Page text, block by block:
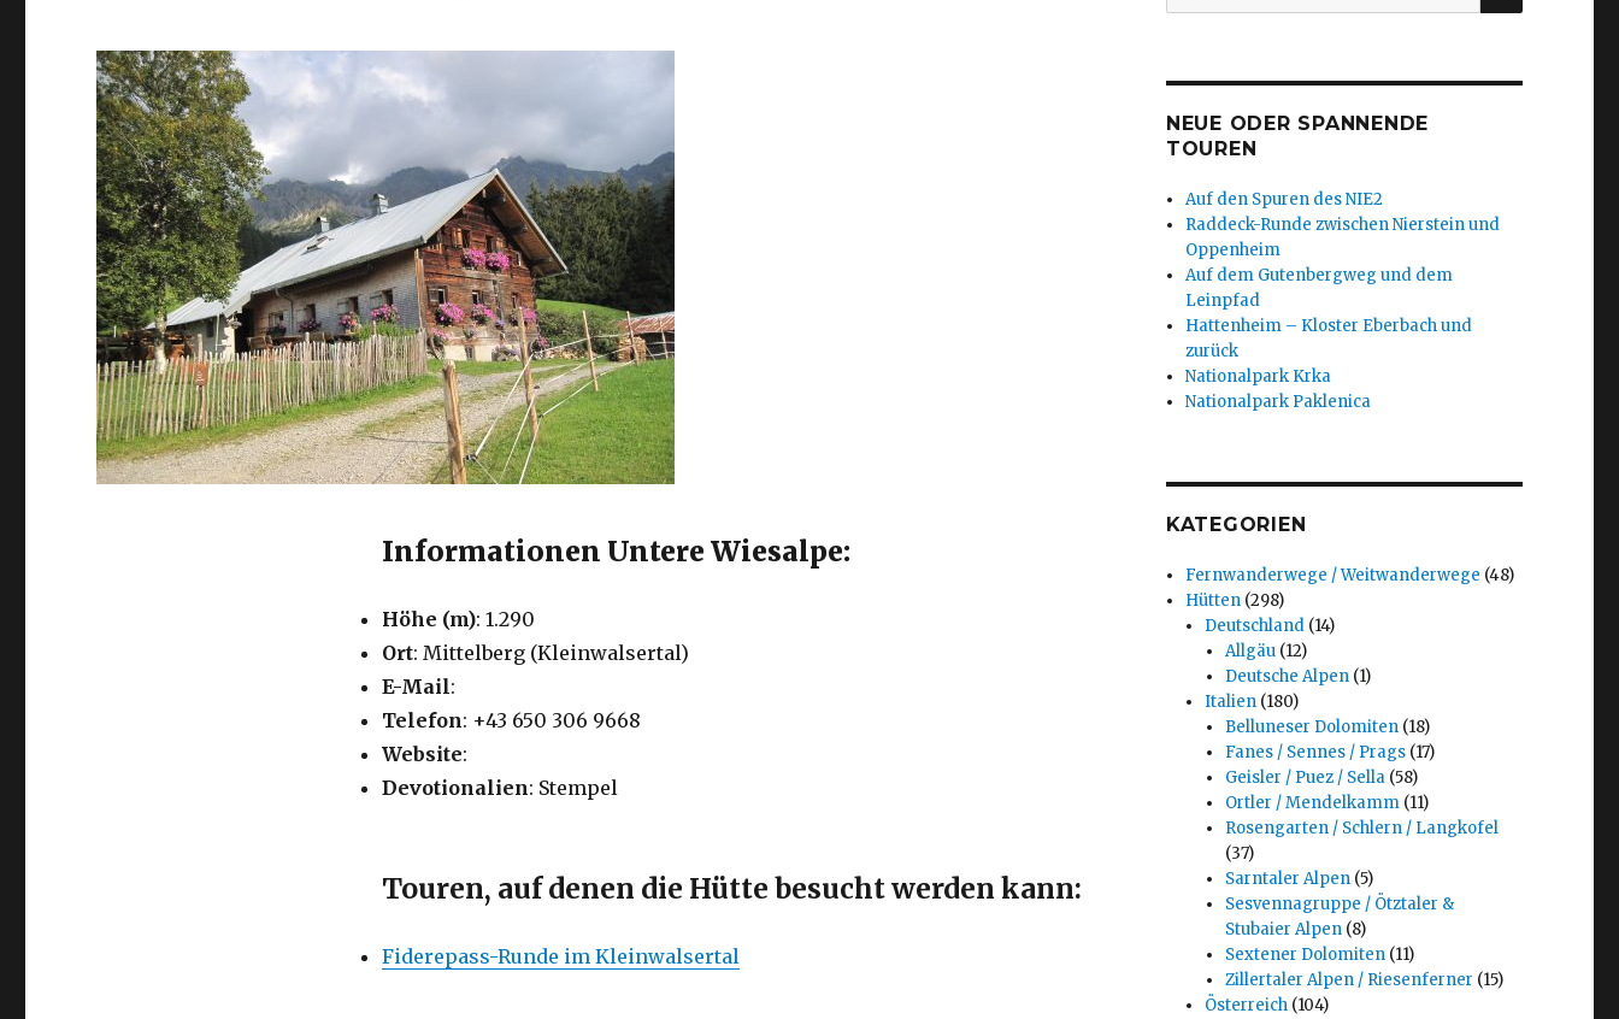
Informationen Untere Wiesalpe:
Höhe (m): 1.290
Ort: Mittelberg (Kleinwalsertal)
E-Mail:
Telefon: +43 650 306 9668
Website:
Devotionalien: Stempel
Touren, auf denen die Hütte besucht werden kann:
Fiderepass-Runde im Kleinwalsertal
nach:
NEUE ODER SPANNENDE
TOUREN
Auf den Spuren des NIE2
Raddeck-Runde zwischen Nierstein und
Oppenheim
Auf dem Gutenbergweg und dem
Leinpfad
Hattenheim – Kloster Eberbach und
zurück
Nationalpark Krka
Nationalpark Paklenica
KATEGORIEN
Fernwanderwege / Weitwanderwege (48)
Hütten (298)
Deutschland (14)
Allgäu(12)
Deutsche Alpen(1)
Italien (180)
Belluneser Dolomiten(18)
Fanes / Sennes / Prags(17)
Geisler / Puez / Sella(58)
Ortler / Mendelkamm(11)
Rosengarten / Schlern / Langkofel
(37)
Sarntaler Alpen(5)
Sesvennagruppe / Ötztaler &
Stubaier Alpen(8)
Sextener Dolomiten(11)
Zillertaler Alpen / Riesenferner (15)
Österreich (104)